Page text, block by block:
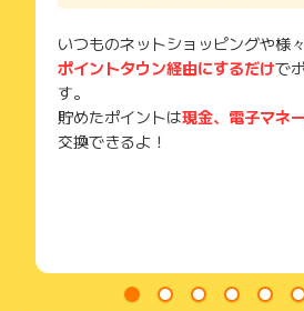
いつものネットショッピングや様
ポイントタウン経由にするだけで
す。
貯めたポイントは現金、電子マネ
交換できるよ！